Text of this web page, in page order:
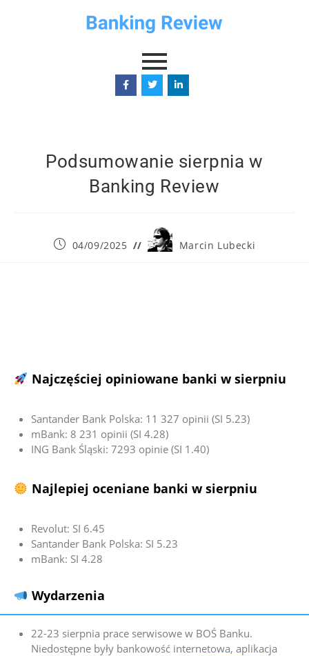
Podsumowanie sierpnia w
Banking Review
04/09/2025 Marcin Lubecki
Najczęściej opiniowane banki w sierpniu
Santander Bank Polska: 11 327 opinii (SI 5.23)
mBank: 8 231 opinii (SI 4.28)
ING Bank Śląski: 7293 opinie (SI 1.40)
Najlepiej oceniane banki w sierpniu
Revolut: SI 6.45
Santander Bank Polska: SI 5.23
mBank: SI 4.28
Wydarzenia
22-23 sierpnia prace serwisowe w BOŚ Banku.
Niedostępne były bankowość internetowa, aplikacja